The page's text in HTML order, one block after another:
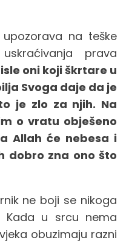
upozorava na teške
prava
oni koji škrtare u
Svoga daje da je
je zlo za njih. Na
o vratu obješeno
Allah će nebesa i
dobro zna ono što
ne boji se nikoga
Kada u srcu nema
obuzimaju razni